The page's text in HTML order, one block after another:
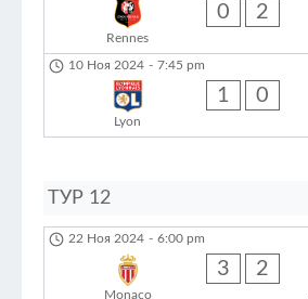
Rennes
0 2
10 Ноя 2024 - 7:45 pm
Lyon
1 0
ТУР 12
22 Ноя 2024 - 6:00 pm
Monaco
3 2